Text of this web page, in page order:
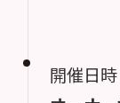
開催日